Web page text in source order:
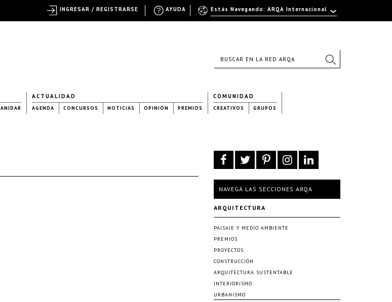
ANIDAR
ACTUALIDAD
AGENDA CONCURSOS NOTICIAS OPINIÓN PREMIOS
COMUNIDAD
CREATIVOS GRUPOS
NAVEGÁ LAS SECCIONES ARQA
ARQUITECTURA
PAISAJE Y MEDIO AMBIENTE
PREMIOS
PROYECTOS
CONSTRUCCIÓN
ARQUITECTURA SUSTENTABLE
INTERIORISMO
URBANISMO
Estás Navegando: ARQA Internacional
AYUDA
INGRESAR / REGISTRARSE